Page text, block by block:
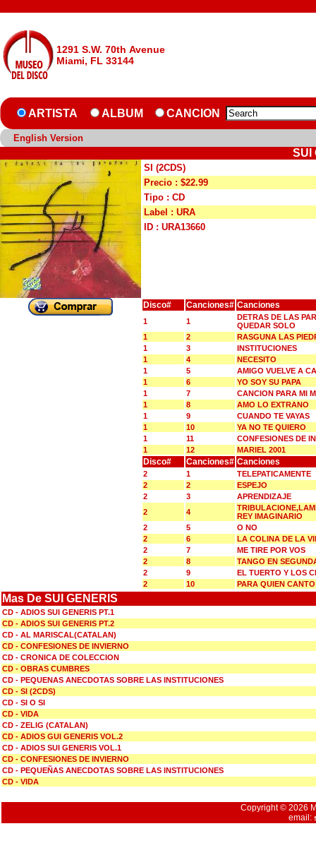
1291 S.W. 70th Avenue
Miami, FL 33144
ARTISTA ALBUM CANCION
English Version
SUI
SI (2CDS)
Precio : $22.99
Tipo : CD
Label : URA
ID : URA13660
Disco# Canciones# Canciones
1 1
DETRAS DE LAS
QUEDAR SOLO
1
2
RASGUNA LAS
1
3
INSTITUCIONES
1
4
NECESITO
1
5
AMIGO VUELVE A
1
6
YO SOY SU PAPA
1
7
CANCION PARA MI
1
8
AMO LO EXTRANO
1
9
CUANDO TE VAYAS
1
10
YA NO TE QUIERO
1
11
CONFESIONES DE
1
12 MARIEL 2001
Disco# Canciones# Canciones
2 1
TELEPATICAMENTE
2
2
ESPEJO
2
3
APRENDIZAJE
2
4
REY IMAGINARIO
2
5
O NO
2
6
LA COLINA DE LA
2
7
ME TIRE POR VOS
2
8
TANGO EN
2
9
EL TUERTO Y LOS
2
10 PARA QUIEN
Mas De SUI GENERIS
CD - ADIOS SUI GENERIS PT.1
CD - ADIOS SUI GENERIS PT.2
CD - AL MARISCAL(CATALAN)
CD - CONFESIONES DE INVIERNO
CD - CRONICA DE COLECCION
CD - OBRAS CUMBRES
CD - PEQUENAS ANECDOTAS SOBRE LAS INSTITUCIONES
CD - SI (2CDS)
CD - SI O SI
CD - VIDA
CD - ZELIG (CATALAN)
CD - ADIOS GUI GENERIS VOL.2
CD - ADIOS SUI GENERIS VOL.1
CD - CONFESIONES DE INVIERNO
CD - PEQUEÑAS ANECDOTAS SOBRE LAS INSTITUCIONES
CD - VIDA
Copyright © 2026
email: